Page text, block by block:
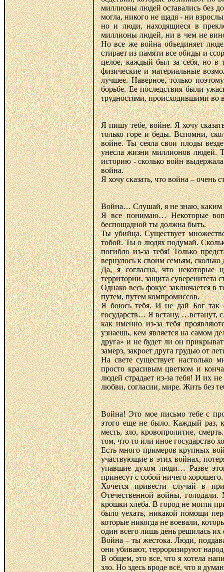
миллионы людей оставались без
могла, никого не щадя - ни
но и люди, находящиеся в
миллионы людей, ни в чем не
Но все же война объединяет
стирает из памяти все обиды и
целое, каждый был за себя, но в
физические и материальные
лучшее. Наверное, только
борьбе. Ее последствия были
трудностями, происходившими во
Я пишу тебе, войне. Я хочу
только горе и беды. Вспомни,
войне. Ты сеяла свои плоды
унесла жизни миллионов людей.
историю - сколько войн
война.
Я хочу сказать, что война – очень
Война… Слушай, я не знаю, каким
Я все понимаю… Некоторые
беспощадной ты должна быть.
Ты убийца. Существует
тобой. Ты о людях подумай.
погибло из-за тебя! Только
вернулось к своим семьям,
Да, я согласна, что некоторые
территории, защита суверенитета
Однако весь фокус заключается
путем, путем компромиссов.
Я боюсь тебя. И не дай Бог так
государств… Я встану, …встанут,
как именно из-за тебя
узнаешь, кем является на самом
друга» и не будет ли он
замерз, закроет друга грудью от
На свете существует настолько
просто красивым цветком и
людей страдает из-за тебя! И их
любви, согласии, мире. Жить без
Война! Это мое письмо тебе с
этого еще не было. Каждый раз,
месть, зло, кровопролитие,
том, что то или иное
Есть много примеров крупных
участвующие в этих войнах,
упавшие духом люди… Разве
принесут с собой ничего
Хочется привести случай в
Отечественной войны,
крошки хлеба. В город не могли
было уехать, никакой помощи
которые никогда не воевали,
один всего лишь день решилась их
Война – ты жестока. Люди,
они убивают, терроризируют
В общем, это все, что я хотела
зло. Но здесь вроде всё, что я